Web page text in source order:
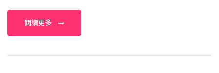
閱讀更多